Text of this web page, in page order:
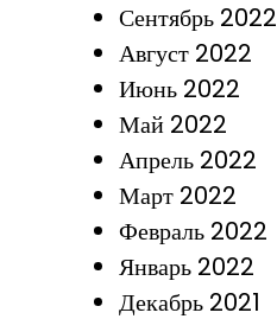
Сентябрь 2022
Август 2022
Июнь 2022
Май 2022
Апрель 2022
Март 2022
Февраль 2022
Январь 2022
Декабрь 2021